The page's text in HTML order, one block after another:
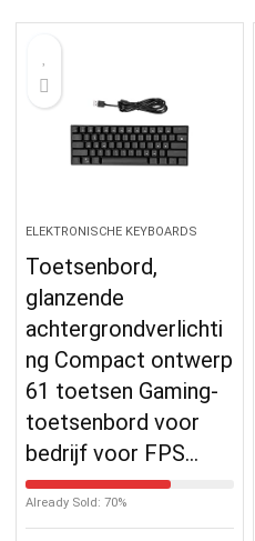
ELEKTRONISCHE KEYBOARDS
Toetsenbord,
glanzende
achtergrondverlichti
ng Compact ontwerp
61 toetsen Gaming-
toetsenbord voor
bedrijf voor FPS…
Already Sold: 70%